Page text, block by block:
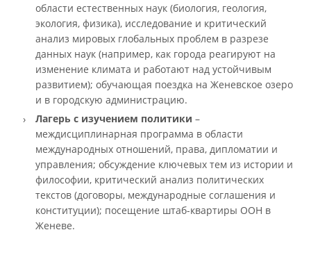
области естественных наук (биология, геология,
экология, физика), исследование и критический
анализ мировых глобальных проблем в разрезе
данных наук (например, как города реагируют на
изменение климата и работают над устойчивым
развитием); обучающая поездка на Женевское озеро
и в городскую администрацию.
Лагерь с изучением политики –
междисциплинарная программа в области
международных отношений, права, дипломатии и
управления; обсуждение ключевых тем из истории и
философии, критический анализ политических
текстов (договоры, международные соглашения и
конституции); посещение штаб-квартиры ООН в
Женеве.